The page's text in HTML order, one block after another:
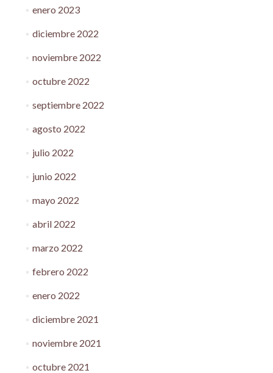
enero 2023
diciembre 2022
noviembre 2022
octubre 2022
septiembre 2022
agosto 2022
julio 2022
junio 2022
mayo 2022
abril 2022
marzo 2022
febrero 2022
enero 2022
diciembre 2021
noviembre 2021
octubre 2021